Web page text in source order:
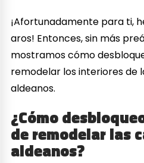
¡Afortunadamente para ti,
aros! Entonces, sin más
mostramos cómo
remodelar los interiores de
aldeanos.
¿Cómo
de remodelar las
aldeanos?